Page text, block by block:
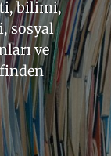
bilimi,
sosyal
ve